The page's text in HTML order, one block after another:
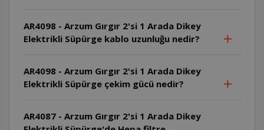
AR4098 - Arzum Gırgır 2'si 1 Arada Dikey
Elektrikli Süpürge kablo uzunluğu nedir?
AR4098 - Arzum Gırgır 2'si 1 Arada Dikey
Elektrikli Süpürge çekim gücü nedir?
AR4087 - Arzum Gırgır 2'si 1 Arada Dikey